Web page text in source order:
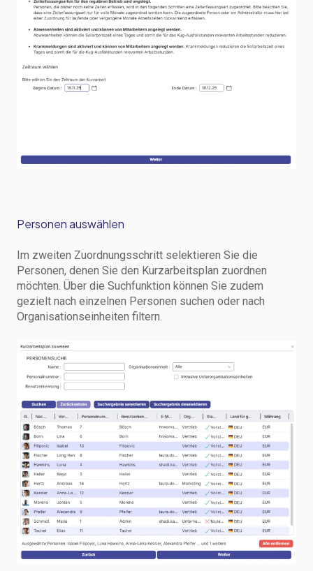
Personen auswählen
Im zweiten Zuordnungsschritt selektieren Sie die
Personen, denen Sie den Kurzarbeitsplan zuordnen
möchten. Über die Suchfunktion können Sie zudem
gezielt nach einzelnen Personen suchen oder nach
Organisationseinheiten filtern.